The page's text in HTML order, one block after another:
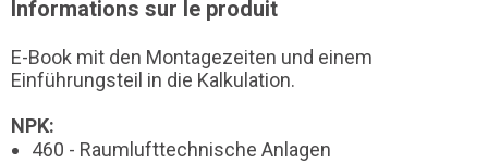
Informations sur le produit
E-Book mit den Montagezeiten und einem
Einführungsteil in die Kalkulation.
NPK:
460 - Raumlufttechnische Anlagen